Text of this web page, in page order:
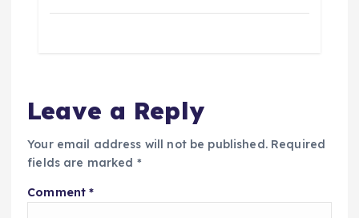
Leave a Reply
Your email address will not be published. Required
fields are marked *
Comment*